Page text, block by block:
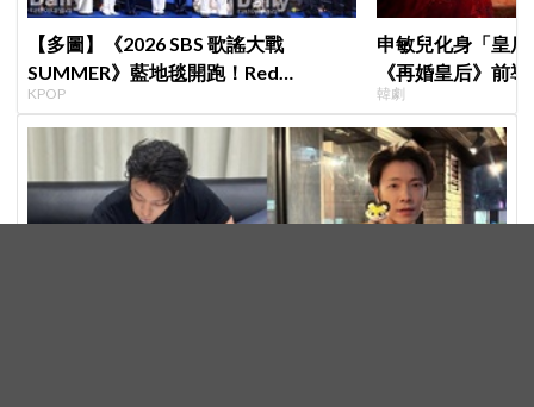
【多圖】《2026 SBS 歌謠大戰
SUMMER》藍地毯開跑！Red
Velvet、Stray Kids、ATEEZ、RIIZE
等愛豆登場
KPOP
申敏兒化身「皇
《再婚皇后》前
＋豪華主演陣容
韓劇